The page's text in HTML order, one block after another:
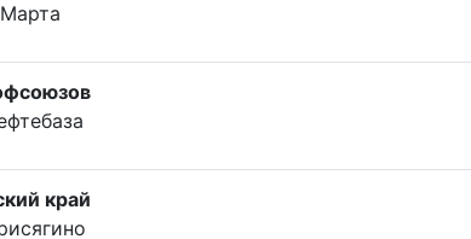
край